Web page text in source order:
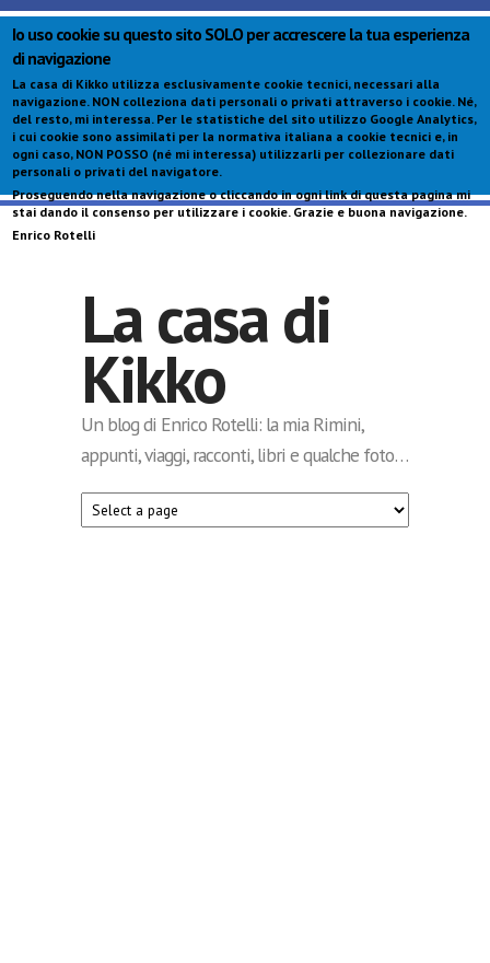
Io uso cookie su questo sito SOLO per accrescere la tua esperienza
di navigazione
La casa di Kikko utilizza esclusivamente cookie tecnici, necessari alla
navigazione. NON colleziona dati personali o privati attraverso i cookie. Né,
del resto, mi interessa. Per le statistiche del sito utilizzo Google Analytics,
i cui cookie sono assimilati per la normativa italiana a cookie tecnici e, in
ogni caso, NON POSSO (né mi interessa) utilizzarli per collezionare dati
personali o privati del navigatore.
Proseguendo nella navigazione o cliccando in ogni link di questa pagina mi
stai dando il consenso per utilizzare i cookie. Grazie e buona navigazione.
Enrico Rotelli
La casa di
Kikko
Un blog di Enrico Rotelli: la mia Rimini,
appunti, viaggi, racconti, libri e qualche foto…